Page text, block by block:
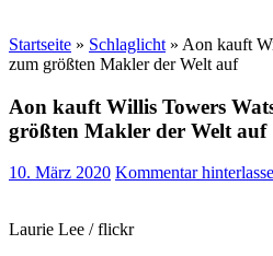
Startseite » Schlaglicht » Aon kauft
zum größten Makler der Welt auf
Aon kauft Willis Towers
größten Makler der Welt auf
10. März 2020 Kommentar
Laurie Lee / flickr